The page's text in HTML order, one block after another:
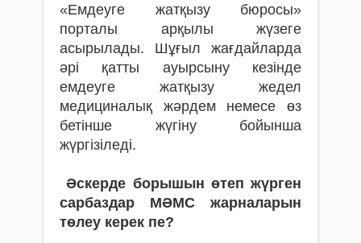
«Емдеуге жатқызу бюросы»
порталы арқылы жүзеге
асырылады. Шұғыл жағдайларда
әрі қатты ауырсыну кезінде
емдеуге жатқызу жедел
медициналық жәрдем немесе өз
бетінше жүгіну бойынша
жүргізіледі.
Әскерде борышын өтеп жүрген
сарбаздар МӘМС жарналарын
төлеу керек пе?